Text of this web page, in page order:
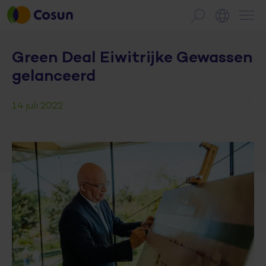
Green Deal Eiwitrijke Gewassen
gelanceerd
14 juli 2022